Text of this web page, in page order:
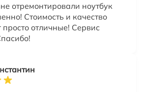
отремонтировали ноутбук
Стоимость и качество
просто отличные! Сервис